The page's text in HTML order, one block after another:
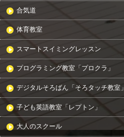
合気道
体育教室
スマートスイミングレッスン
プログラミング教室「プロクラ」
デジタルそろばん「そろタッチ教室」
子ども英語教室「レプトン」
大人のスクール